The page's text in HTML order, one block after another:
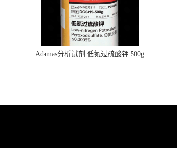
Adamas分析试剂 低氮过硫酸钾 500g